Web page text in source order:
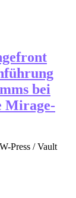
bei
Mirage-
Press / Vault